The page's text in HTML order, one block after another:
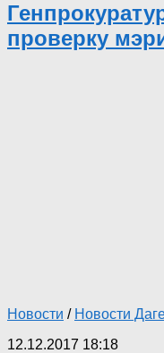
проверку
Новости / Новости
12.12.2017 18:18